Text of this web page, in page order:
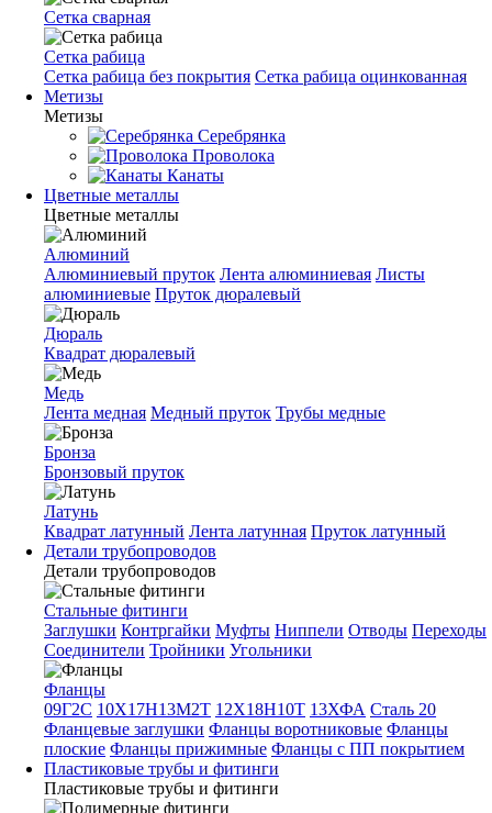
Сетка сварная
Сетка рабица
Сетка рабица без покрытия Сетка рабица оцинкованная
Метизы
Метизы
Серебрянка
Проволока
Канаты
Цветные металлы
Цветные металлы
Алюминий
Алюминиевый пруток Лента алюминиевая Листы
алюминиевые Пруток дюралевый
Дюраль
Квадрат дюралевый
Медь
Лента медная Медный пруток Трубы медные
Бронза
Бронзовый пруток
Латунь
Квадрат латунный Лента латунная Пруток латунный
Детали трубопроводов
Детали трубопроводов
Стальные фитинги
Заглушки Контргайки Муфты Ниппели Отводы Переходы
Соединители Тройники Угольники
Фланцы
09Г2С 10Х17Н13М2Т 12Х18Н10Т 13ХФА Сталь 20
Фланцевые заглушки Фланцы воротниковые Фланцы
плоские Фланцы прижимные Фланцы с ПП покрытием
Пластиковые трубы и фитинги
Пластиковые трубы и фитинги